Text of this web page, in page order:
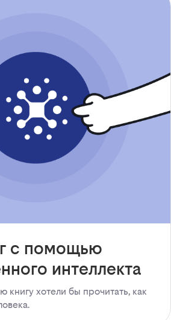
с помощью
интеллекта
книгу хотели бы прочитать, как